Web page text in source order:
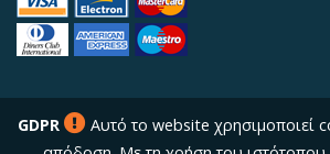
GDPR
Αυτό το website χρησιμοποιεί